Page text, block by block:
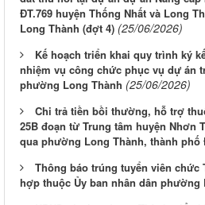
ĐT.769 huyện Thống Nhất và Long
Long Thành (đợt 4) (25/06/2026)
Kế hoạch triển khai quy trình ký
nhiệm vụ công chức phục vụ dự án
phường Long Thành (25/06/2026)
Chi trả tiền bồi thường, hỗ trợ
25B đoạn từ Trung tâm huyện Nhơn
qua phường Long Thành, thành phố
Thông báo trúng tuyển viên chức
hợp thuộc Ủy ban nhân dân phường